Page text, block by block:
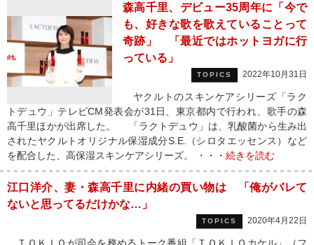
森高千里、デビュー35周年に「今で
も、好きな歌を歌えていることって
奇跡」 「最近ではホットヨガに行
っている」
TOPICS 2022年10月31日
ヤクルトのスキンケアシリーズ「ラク
トデュウ」テレビCM発表会が31日、東京都内で行われ、歌手の森
高千里ほかが出席した。 「ラクトデュウ」は、乳酸菌から生み出
されたヤクルトオリジナル保湿成分S.E.（シロタエッセンス）など
を配合した、高保湿スキンケアシリーズ。 ・・・ 続きを読む
江口洋介、妻・森高千里に内緒の買い物は 「俺がバレて
ないと思ってるだけかな…」
TOPICS 2020年4月22日